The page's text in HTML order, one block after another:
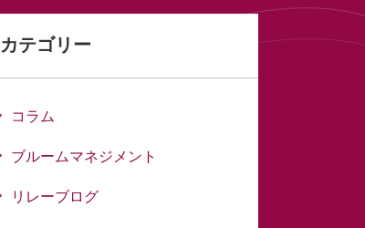
カテゴリー
コラム
ブルームマネジメント
リレーブログ